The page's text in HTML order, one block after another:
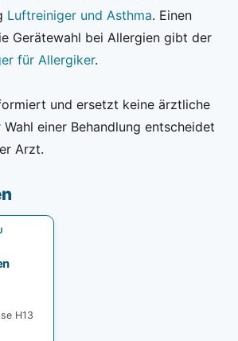
Luftreiniger und Asthma. Einen
Gerätewahl bei Allergien gibt der
für Allergiker.
und ersetzt keine ärztliche
einer Behandlung entscheidet
Arzt.
H13